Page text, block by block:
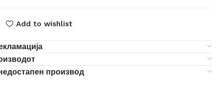
Add to wishlist
производ